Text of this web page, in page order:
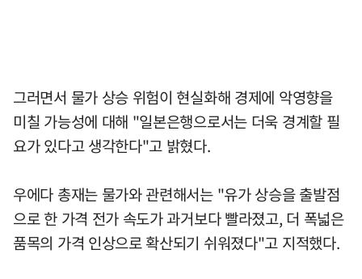
그러면서 물가 상승 위험이 현실화해 경제에 악영향을
미칠 가능성에 대해 "일본은행으로서는 더욱 경계할 필
요가 있다고 생각한다"고 밝혔다.
우에다 총재는 물가와 관련해서는 "유가 상승을 출발점
으로 한 가격 전가 속도가 과거보다 빨라졌고, 더 폭넓은
품목의 가격 인상으로 확산되기 쉬워졌다"고 지적했다.